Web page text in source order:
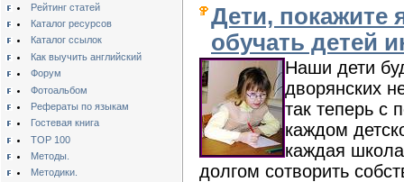
Рейтинг статей
Каталог ресурсов
Каталог ссылок
Как выучить английский
Форум
Фотоальбом
Рефераты по языкам
Гостевая книга
TOP 100
Методы.
Методики.
Дети, покажите
обучать детей
Наши дети
дворянских
так теперь с
каждом
каждая
долгом сотворить